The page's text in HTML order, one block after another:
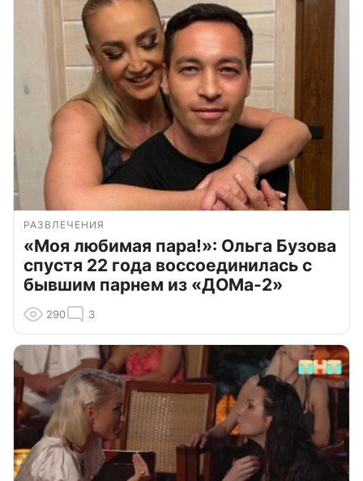
РАЗВЛЕЧЕНИЯ
«Моя любимая пара!»: Ольга Бузова
спустя 22 года воссоединилась с
бывшим парнем из «ДОМа-2»
290 3